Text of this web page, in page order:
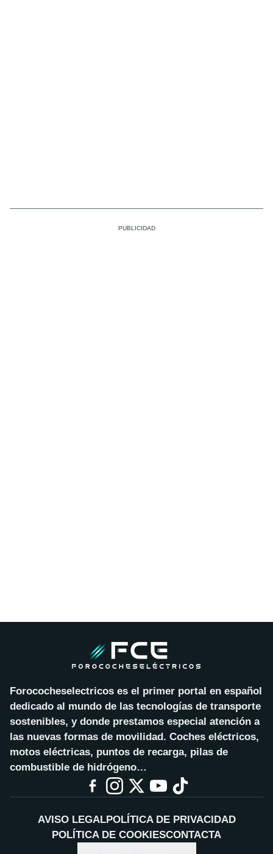
Forococheselectricos es el primer portal en español
dedicado al mundo de las tecnologías de transporte
sostenibles, y donde prestamos especial atención a
las nuevas formas de movilidad. Coches eléctricos,
motos eléctricas, puntos de recarga, pilas de
combustible de hidrógeno…
AVISO LEGALPOLÍTICA DE PRIVACIDAD
POLÍTICA DE COOKIESCONTACTA